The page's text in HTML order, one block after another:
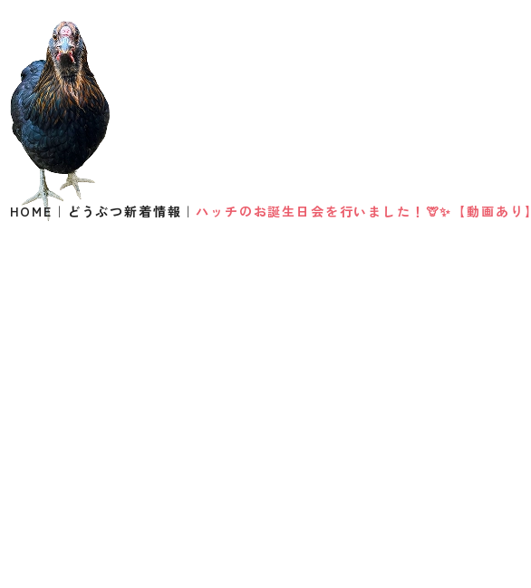
HOME どうぶつ新着情報 ハッチのお誕生日会を行いました！🦒✨【動画あり】